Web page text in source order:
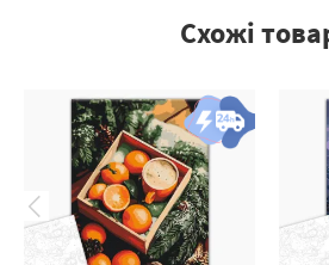
Схожі